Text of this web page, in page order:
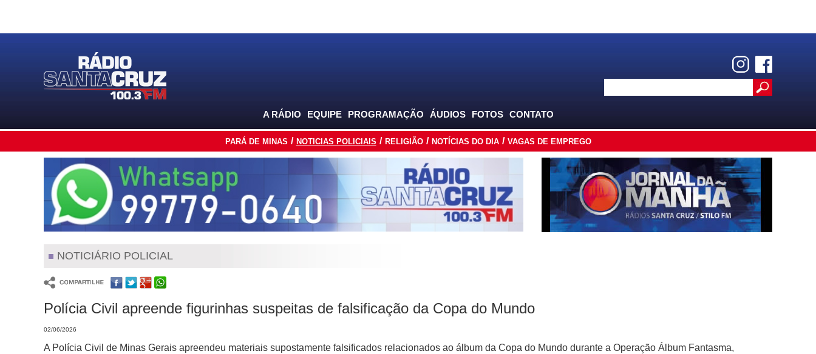
A RÁDIO EQUIPE PROGRAMAÇÃO ÁUDIOS FOTOS CONTATO
PARÁ DE MINAS NOTICIAS POLICIAIS RELIGIÃO NOTÍCIAS DO DIA VAGAS DE EMPREGO
NOTICIÁRIO POLICIAL
Polícia Civil apreende figurinhas suspeitas de falsificação da Copa do Mundo
02/06/2026
A Polícia Civil de Minas Gerais apreendeu materiais supostamente falsificados relacionados ao álbum da Copa do Mundo durante a Operação Álbum Fantasma,